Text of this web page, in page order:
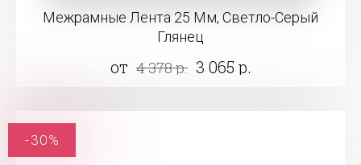
Межрамные Лента 25 Мм, Светло-Серый
Глянец
от 4 378 р. 3 065 р.
-30%